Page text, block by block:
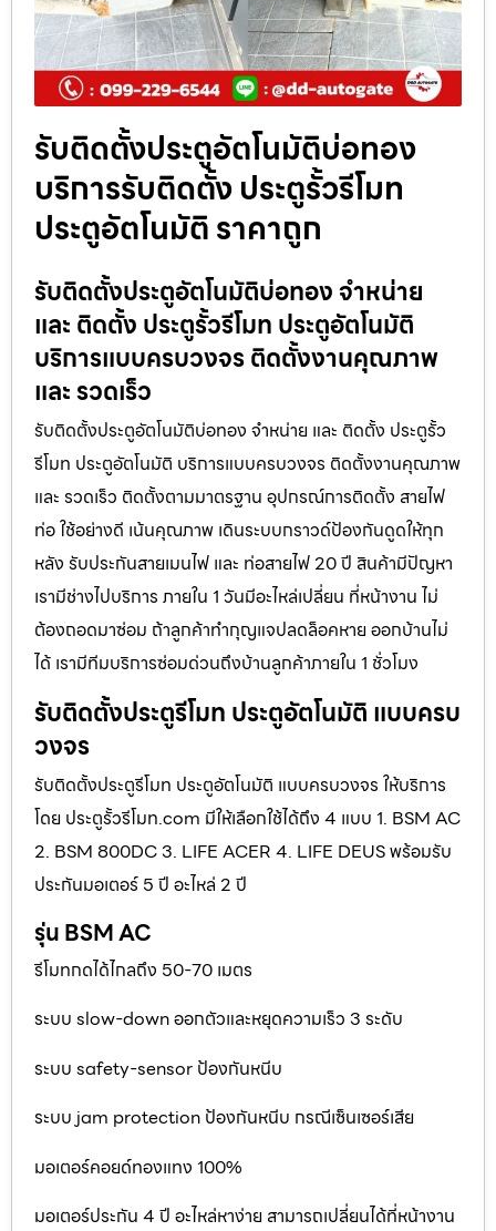
รับติดตั้งประตูอัตโนมัติบ่อทอง
บริการรับติดตั้ง ประตูรั้วรีโมท
ประตูอัตโนมัติ ราคาถูก
รับติดตั้งประตูอัตโนมัติบ่อทอง จำหน่าย
และ ติดตั้ง ประตูรั้วรีโมท ประตูอัตโนมัติ
บริการแบบครบวงจร ติดตั้งงานคุณภาพ
และ รวดเร็ว
รับติดตั้งประตูอัตโนมัติบ่อทอง จำหน่าย และ ติดตั้ง ประตูรั้ว
รีโมท ประตูอัตโนมัติ บริการแบบครบวงจร ติดตั้งงานคุณภาพ
และ รวดเร็ว ติดตั้งตามมาตรฐาน อุปกรณ์การติดตั้ง สายไฟ
ท่อ ใช้อย่างดี เน้นคุณภาพ เดินระบบกราวด์ป้องกันดูดให้ทุก
หลัง รับประกันสายเมนไฟ และ ท่อสายไฟ 20 ปี สินค้ามีปัญหา
เรามีช่างไปบริการ ภายใน 1 วันมีอะไหล่เปลี่ยน ที่หน้างาน ไม่
ต้องถอดมาซ่อม ถ้าลูกค้าทำกุญแจปลดล็อคหาย ออกบ้านไม่
ได้ เรามีทีมบริการซ่อมด่วนถึงบ้านลูกค้าภายใน 1 ชั่วโมง
รับติดตั้งประตูรีโมท ประตูอัตโนมัติ แบบครบ
วงจร
รับติดตั้งประตูรีโมท ประตูอัตโนมัติ แบบครบวงจร ให้บริการ
โดย ประตูรั้วรีโมท.com มีให้เลือกใช้ได้ถึง 4 แบบ 1. BSM AC
2. BSM 800DC 3. LIFE ACER 4. LIFE DEUS พร้อมรับ
ประกันมอเตอร์ 5 ปี อะไหล่ 2 ปี
รุ่น BSM AC
รีโมทกดได้ไกลถึง 50-70 เมตร
ระบบ slow-down ออกตัวและหยุดความเร็ว 3 ระดับ
ระบบ safety-sensor ป้องกันหนีบ
ระบบ jam protection ป้องกันหนีบ กรณีเซ็นเซอร์เสีย
มอเตอร์คอยด์ทองแทง 100%
มอเตอร์ประกัน 4 ปี อะไหล่หาง่าย สามารถเปลี่ยนได้ที่หน้างาน